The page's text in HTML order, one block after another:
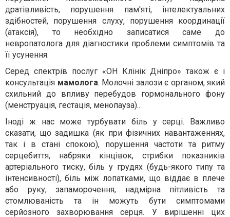
дратівливість, порушення пам'яті, інтелектуальних
здібностей, порушення слуху, порушення координації
(атаксія), то необхідно записатися саме до
невропатолога для діагностики проблеми симптомів та
її усунення.
Серед спектрів послуг «ОН Клінік Дніпро» також є і
консультація мамолога. Молочні залози є органом, який
схильний до впливу перебудов гормонального фону
(менструація, гестація, менопауза)..
Іноді ж нас може турбувати біль у серці. Важливо
сказати, що задишка (як при фізичних навантаженнях,
так і в стані спокою), порушення частоти та ритму
серцебиття, набряки кінцівок, стрибки показників
артеріального тиску, біль у грудях (будь-якого типу та
інтенсивності), біль між лопатками, що віддає в плече
або руку, запаморочення, надмірна пітливість та
стомлюваність та ін можуть бути симптомами
серйозного захворювання серця. У вирішенні цих